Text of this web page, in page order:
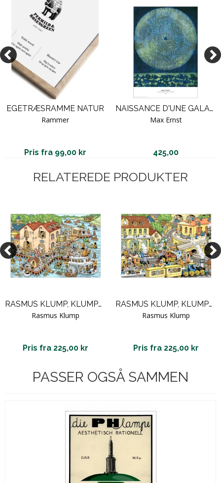
EGETRÆSRAMME NATUR
Rammer
Pris fra 99,00 kr
NAISSANCE D'UNE GALAXIE, 1969 (THE MOON).
Max Ernst
425,00
RELATEREDE PRODUKTER
RASMUS KLUMP, KLUMPEMYLDER 7
Rasmus Klump
Pris fra 225,00 kr
RASMUS KLUMP, KLUMPEMYLDER 6
Rasmus Klump
Pris fra 225,00 kr
PASSER OGSÅ SAMMEN